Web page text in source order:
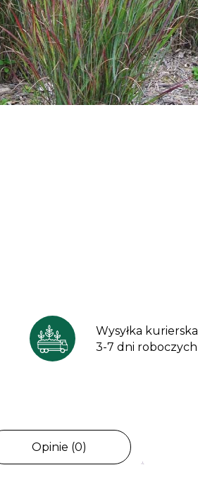
Wysyłka kurierska
3-7 dni roboczych
Opinie (0)